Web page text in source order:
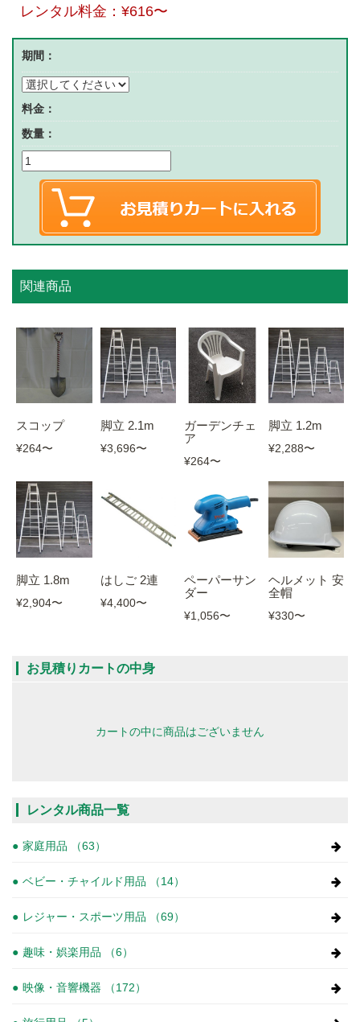
レンタル料金： ¥616〜
期間：
料金：
数量：
関連商品
スコップ
¥264〜
脚立 2.1m
¥3,696〜
ガーデンチェ
ア
¥264〜
脚立 1.2m
¥2,288〜
脚立 1.8m
¥2,904〜
はしご 2連
¥4,400〜
ペーパーサン
ダー
¥1,056〜
ヘルメット 安
全帽
¥330〜
お見積りカートの中身
カートの中に商品はございません
レンタル商品一覧
家庭用品 （63）
ベビー・チャイルド用品 （14）
レジャー・スポーツ用品 （69）
趣味・娯楽用品 （6）
映像・音響機器 （172）